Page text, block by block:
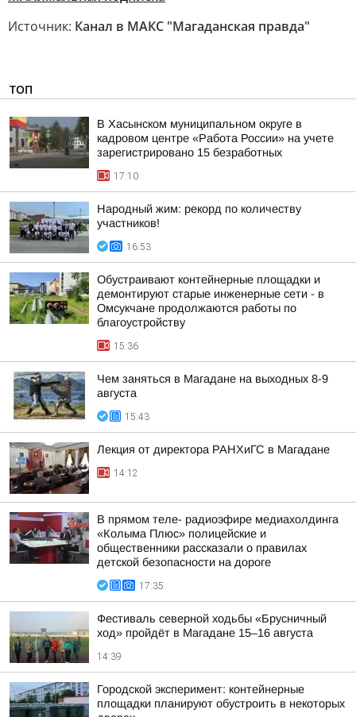
Источник: Канал в МАКС "Магаданская правда"
ТОП
В Хасынском муниципальном округе в
кадровом центре «Работа России» на учете
зарегистрировано 15 безработных
17:10
Народный жим: рекорд по количеству
участников!
16:53
Обустраивают контейнерные площадки и
демонтируют старые инженерные сети - в
Омсукчане продолжаются работы по
благоустройству
15:36
Чем заняться в Магадане на выходных 8-9
августа
15:43
Лекция от директора РАНХиГС в Магадане
14:12
В прямом теле- радиоэфире медиахолдинга
«Колыма Плюс» полицейские и
общественники рассказали о правилах
детской безопасности на дороге
17:35
Фестиваль северной ходьбы «Брусничный
ход» пройдёт в Магадане 15–16 августа
14:39
Городской эксперимент: контейнерные
площадки планируют обустроить в некоторых